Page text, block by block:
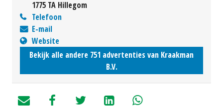
1775 TA Hillegom
Telefoon
E-mail
Website
Bekijk alle andere 751 advertenties van Kraakman
B.V.